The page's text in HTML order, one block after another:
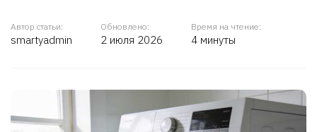
Автор статьи:
smartyadmin
Обновлено:
2 июля 2026
Время на чтение:
4 минуты